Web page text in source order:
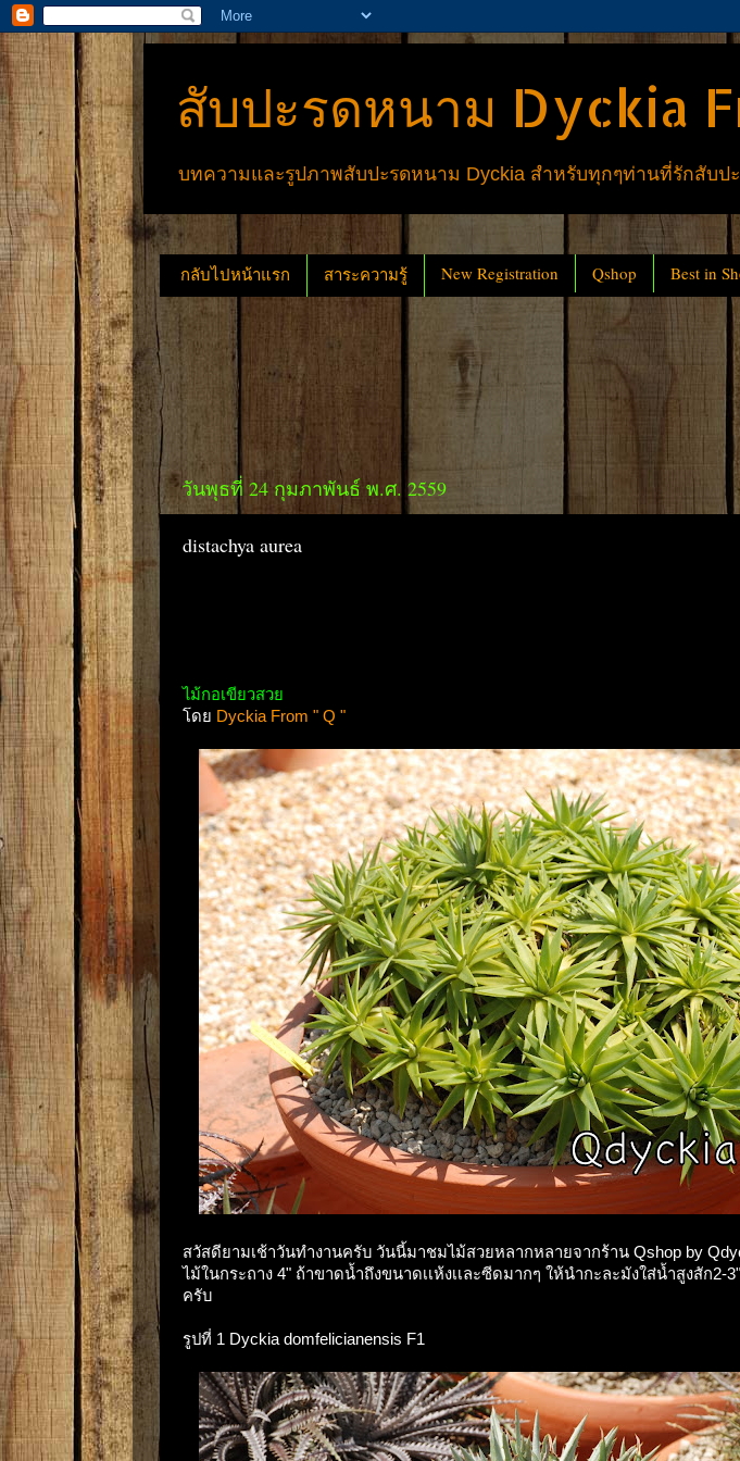
สับปะรดหนาม Dyckia
บทความและรูปภาพสับปะรดหนาม Dyckia สำหรับทุกๆท่านที่รักสับป
กลับไปหน้าแรก สาระความรู้ New Registration Qshop Best in
วันพุธที่ 24 กุมภาพันธ์ พ.ศ. 2559
distachya aurea
ไม้กอเขียวสวย
โดย Dyckia From " Q "
สวัสดียามเช้าวันทำงานครับ วันนี้มาชมไม้สวยหลากหลายจากร้าน Qshop by
ไม้ในกระถาง 4" ถ้าขาดน้ำถึงขนาดเเห้งเเละซีดมากๆ ให้นำกะละมังใส่น้ำสูงสัก2-
ครับ
รูปที่ 1 Dyckia domfelicianensis F1